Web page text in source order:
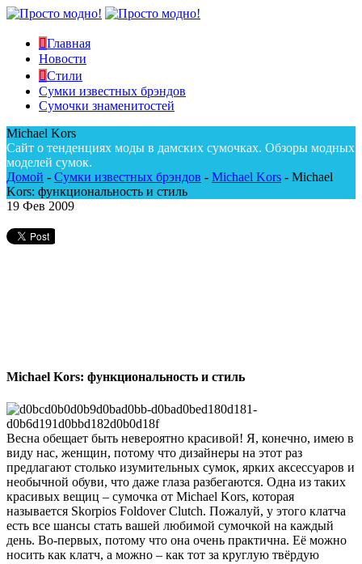
Главная
Новости
Стили
Сумки известных брэндов
Сумочки знаменитостей
Michael Kors
Сайт о тенденциях моды в дамских сумочках. Обзоры модных
моделей сумок.
Домой - Сумки известных брэндов - Michael Kors - Michael
Kors: функциональность и стиль
19 Фев 2009
Michael Kors: функциональность и стиль
Весна обещает быть невероятно красивой! Я, конечно, имею в
виду нас, женщин, потому что дизайнеры на этот раз
предлагают столько изумительных сумок, ярких аксессуаров и
необычной обуви, что даже глаза разбегаются. Одна из таких
красивых вещиц – сумочка от Michael Kors, которая
называется Skorpios Foldover Clutch. Пожалуй, у этого клатча
есть все шансы стать вашей любимой сумочкой на каждый
день. Во-первых, потому что она очень практична. Её можно
носить как клатч, а можно – как тот за круглую твёрдую